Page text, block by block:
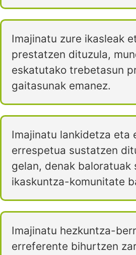
Imajinatu zure ikasleak
prestatzen dituzula,
eskatutako trebetasun
gaitasunak emanez.
Imajinatu lankidetza eta
errespetua sustatzen
gelan, denak baloratuak
ikaskuntza-komunitate
Imajinatu hezkuntza-
erreferente bihurtzen